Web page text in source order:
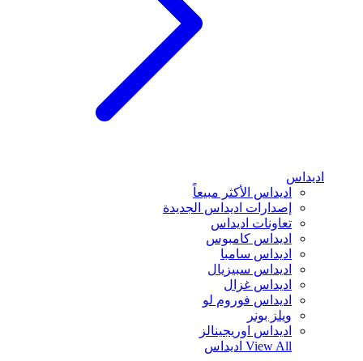
اديداس
اديداس الأكثر مبيعاً
إصدارات اديداس الجديدة
تعاونات اديداس
اديداس كامبوس
اديداس سامبا
اديداس سبيزيال
اديداس غزال
اديداس فوروم لو
ويلز بونر
اديداس اوريجينالز
View All اديداس